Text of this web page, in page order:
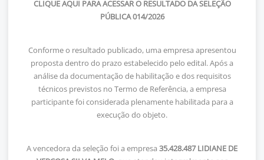
CLIQUE AQUI PARA ACESSAR O RESULTADO DA SELEÇÃO
PÚBLICA 014/2026
Conforme o resultado publicado, uma empresa apresentou
proposta dentro do prazo estabelecido pelo edital. Após a
análise da documentação de habilitação e dos requisitos
técnicos previstos no Termo de Referência, a empresa
participante foi considerada plenamente habilitada para a
execução do objeto.
A vencedora da seleção foi a empresa 35.428.487 LIDIANE DE